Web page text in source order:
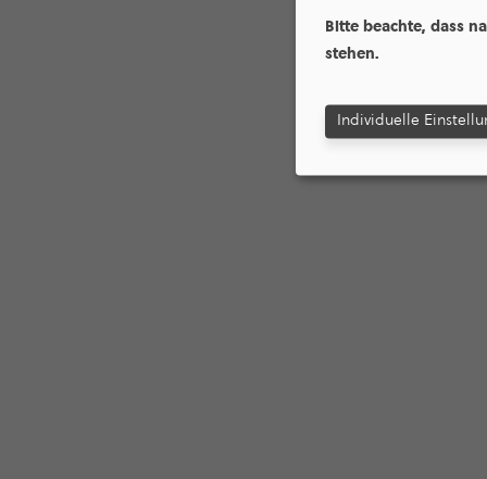
Bitte beachte, dass
stehen.
Individuelle